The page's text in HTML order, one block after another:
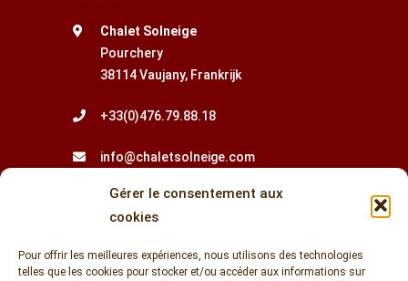
Gérer le consentement aux
cookies
Pour offrir les meilleures expériences, nous utilisons des technologies
telles que les cookies pour stocker et/ou accéder aux informations sur
Chalet Solneige
Pourchery
38114 Vaujany, Frankrijk
+33(0)476.79.88.18
info@chaletsolneige.com